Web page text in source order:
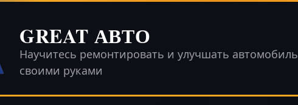
GREAT АВТО
Научитесь ремонтировать и улучшать автомобиль
своими руками